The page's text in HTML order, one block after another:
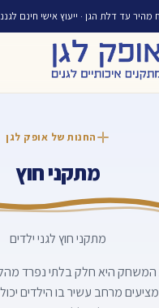
מהיר עד דלת הגן · ייעוץ אישי חינם
החנות של אופק לגן
מתקני חוץ
מתקני חוץ לגני ילדים
המשחק היא חלק בלתי נפרד
מציעים מרחב עשיר בו הילדים